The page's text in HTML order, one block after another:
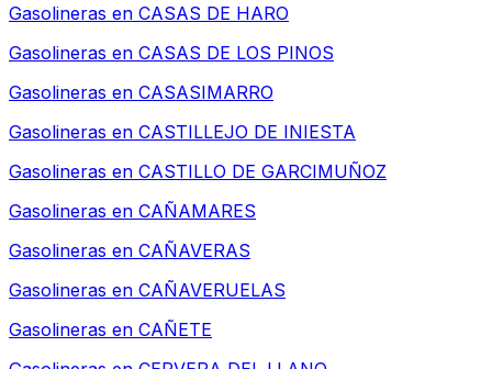
Gasolineras en CASAS DE HARO
Gasolineras en CASAS DE LOS PINOS
Gasolineras en CASASIMARRO
Gasolineras en CASTILLEJO DE INIESTA
Gasolineras en CASTILLO DE GARCIMUÑOZ
Gasolineras en CAÑAMARES
Gasolineras en CAÑAVERAS
Gasolineras en CAÑAVERUELAS
Gasolineras en CAÑETE